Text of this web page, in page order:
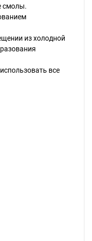
смолы.
из холодной
все